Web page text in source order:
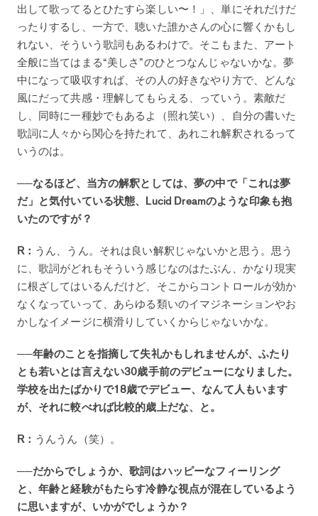
出して歌ってるとひたすら楽しい〜！」、単にそれだけだ
ったりするし、一方で、聴いた誰かさんの心に響くかもし
れない、そういう歌詞もあるわけで。そこもまた、アート
全般に当てはまる“美しさ”のひとつなんじゃないかな。夢
中になって吸収すれば、その人の好きなやり方で、どんな
風にだって共感・理解してもらえる、っていう。素敵だ
し、同時に一種妙でもあるよ（照れ笑い）、自分の書いた
歌詞に人々から関心を持たれて、あれこれ解釈されるって
いうのは。
──なるほど、当方の解釈としては、夢の中で「これは夢
だ」と気付いている状態、Lucid Dreamのような印象も抱
いたのですが？
R： うん、うん。それは良い解釈じゃないかと思う。思う
に、歌詞がどれもそういう感じなのはたぶん、かなり現実
に根ざしてはいるんだけど、そこからコントロールが効か
なくなっていって、あらゆる類いのイマジネーションやお
かしなイメージに横滑りしていくからじゃないかな。
──年齢のことを指摘して失礼かもしれませんが、ふたり
とも若いとは言えない30歳手前のデビューになりました。
学校を出たばかりで18歳でデビュー、なんて人もいます
が、それに較べれば比較的歳上だな、と。
R： うんうん（笑）。
──だからでしょうか、歌詞はハッピーなフィーリング
と、年齢と経験がもたらす冷静な視点が混在しているよう
に思いますが、いかがでしょうか？